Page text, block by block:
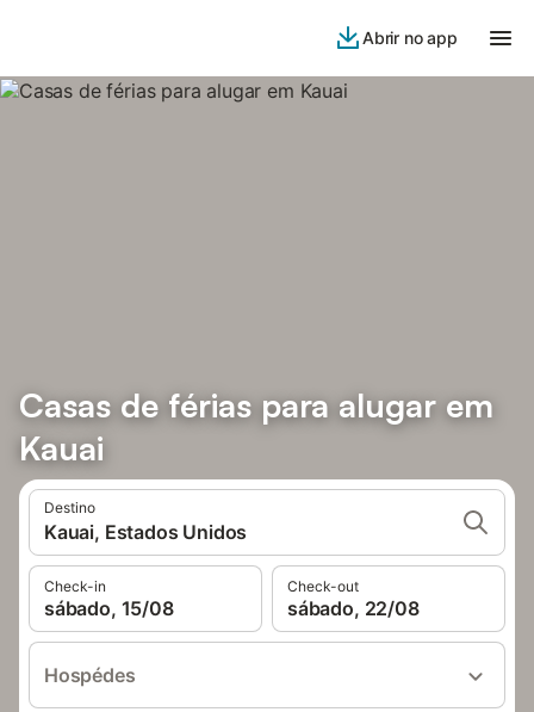
Abrir no app
Casas de férias para alugar em
Kauai
Destino
Kauai, Estados Unidos
Check-in
sábado, 15/08
Check-out
sábado, 22/08
Hospédes